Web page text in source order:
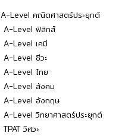
A-Level คณิตศาสตร์ประยุกต์
A-Level ฟิสิกส์
A-Level เคมี
A-Level ชีวะ
A-Level ไทย
A-Level สังคม
A-Level อังกฤษ
A-Level วิทยาศาสตร์ประยุกต์
TPAT วิศวะ